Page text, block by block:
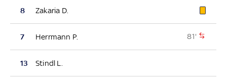
8 Zakaria D.
7 Herrmann P. 81'
13 Stindl L.